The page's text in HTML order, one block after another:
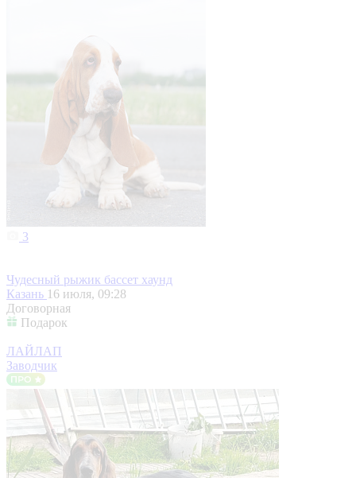
3
Чудесный рыжик бассет хаунд
Казань 16 июля, 09:28
Договорная
Подарок
ЛАЙЛАП
Заводчик